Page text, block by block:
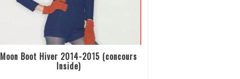
Moon Boot Hiver 2014-2015 (concours
Inside)